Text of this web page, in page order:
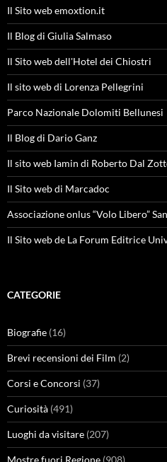
Il Sito web emoxtion.it
Il Blog di Giulia Salmaso
Il Sito web dell'Hotel dei Chiostri
Il sito web di Lorenza Pellegrini
Parco Nazionale Dolomiti Bellunesi
Il Blog di Dario Ganz
Il sito web Iamin di Roberto Dal
Il Sito web di Marcadoc
Associazione onlus “Volo Libero”
Il Sito web de La Forum Editrice
CATEGORIE
Biografie (16)
Brevi recensioni dei Film (2)
Corsi e Concorsi (37)
Curiosità (491)
Luoghi da visitare (207)